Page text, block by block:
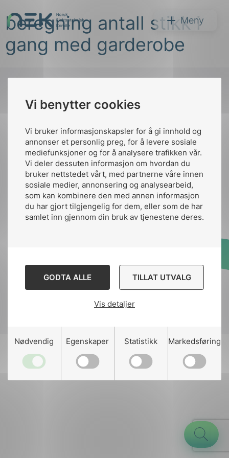
Vi benytter cookies
Vi bruker informasjonskapsler for å gi innhold og
annonser et personlig preg, for å levere sosiale
mediefunksjoner og for å analysere trafikken vår.
Vi deler dessuten informasjon om hvordan du
bruker nettstedet vårt, med partnerne våre innen
sosiale medier, annonsering og analysearbeid,
som kan kombinere den med annen informasjon
du har gjort tilgjengelig for dem, eller som de har
samlet inn gjennom din bruk av tjenestene deres.
GODTA ALLE TILLAT UTVALG
Vis detaljer
Nødvendig Egenskaper Statistikk Markedsføring
til
innhold
NEK Meny
Søk
beregning antall stikk i
gang med garderobe
Kontakt oss
Ansatte
nek@nek.no
Kontakt
Bruk av Cookies
Designed and developed
Stem Agency
toppen